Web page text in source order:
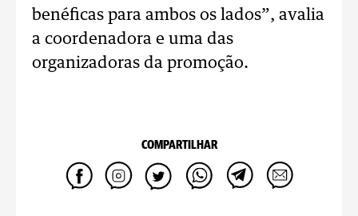
benéficas para ambos os lados”, avalia
a coordenadora e uma das
organizadoras da promoção.
COMPARTILHAR